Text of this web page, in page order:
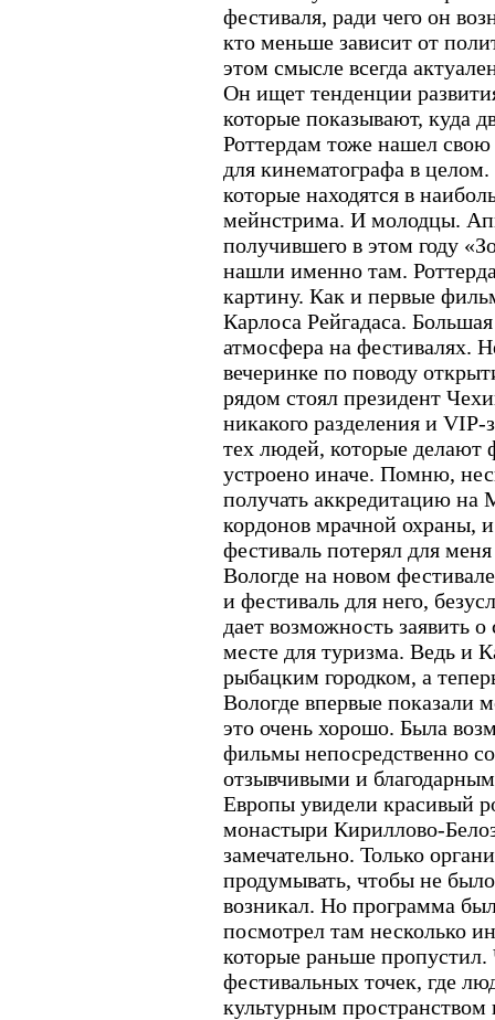
фестиваля, ради чего он
кто меньше зависит от
этом смысле всегда
Он ищет тенденции
которые показывают, куда
Роттердам тоже нашел
для кинематографа в
которые находятся в
мейнстрима. И молодцы.
получившего в этом году
нашли именно там.
картину. Как и первые
Карлоса Рейгадаса.
атмосфера на фестивалях.
вечеринке по поводу
рядом стоял президент
никакого разделения и
тех людей, которые делают
устроено иначе. Помню,
получать аккредитацию
кордонов мрачной охраны,
фестиваль потерял для
Вологде на новом
и фестиваль для него,
дает возможность заявить
месте для туризма. Ведь и
рыбацким городком, а
Вологде впервые показали
это очень хорошо. Была
фильмы непосредственно
отзывчивыми и
Европы увидели красивый
монастыри Кириллово-
замечательно. Только
продумывать, чтобы не
возникал. Но программа
посмотрел там несколько
которые раньше
фестивальных точек, где
культурным